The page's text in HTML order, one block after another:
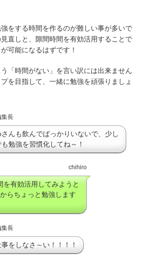
をする時間を作るのが難しい事が多いで
直しと、隙間時間を有効活用することで
可能になるはずです！
「時間がない」を言い訳には出来ません
を目指して、一緒に勉強を頑張りましょ
集長
んも飲んでばっかりいないで、少し
勉強を習慣化してね～！
chihiro
を有効活用してみようと
らちょっと勉強します
集長
をしなさ～い！！！！